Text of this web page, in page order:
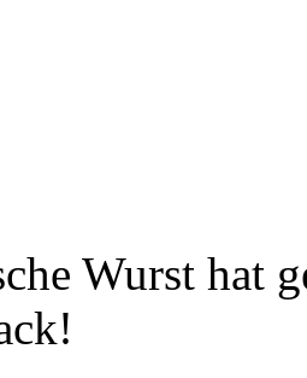
Wurst hat